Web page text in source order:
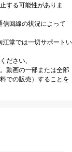
する可能性がありま
信回線の状況によって
江堂では一切サポートい
ださい。
動画の一部または全部
での販売）することを